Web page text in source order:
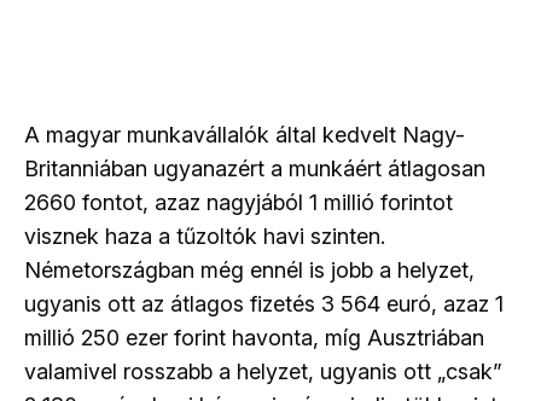
A magyar munkavállalók által kedvelt Nagy-
Britanniában ugyanazért a munkáért átlagosan
2660 fontot, azaz nagyjából 1 millió forintot
visznek haza a tűzoltók havi szinten.
Németországban még ennél is jobb a helyzet,
ugyanis ott az átlagos fizetés 3 564 euró, azaz 1
millió 250 ezer forint havonta, míg Ausztriában
valamivel rosszabb a helyzet, ugyanis ott „csak”